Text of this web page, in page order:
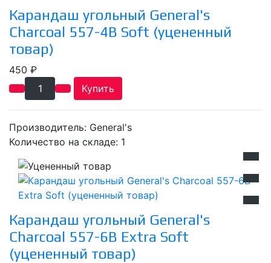
Карандаш угольный General's
Charcoal 557-4B Soft (уцененный
товар)
450 ₽
Купить
Производитель: General's
Количество на складе: 1
Карандаш угольный General's
Charcoal 557-6B Extra Soft
(уцененный товар)